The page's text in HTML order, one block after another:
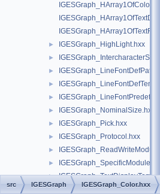
IGESGraph_HArray1OfColor.hxx
► IGESGraph_HighLight.hxx
►
►
►
►
► IGESGraph_NominalSize.hxx
► IGESGraph_Pick.hxx
► IGESGraph_Protocol.hxx
►
► IGESGraph_SpecificModule.hxx
►
► IGESGraph_TextFontDef.hxx
src IGESGraph IGESGraph_Color.hxx